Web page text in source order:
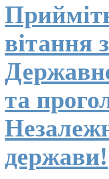
вітання
та
держави!